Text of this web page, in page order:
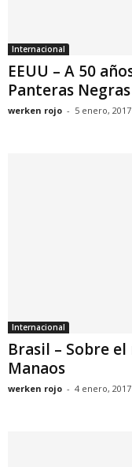
Internacional
EEUU – A 50
Panteras Negras
werken rojo - 5 enero, 2017
Internacional
Brasil – Sobre
Manaos
werken rojo - 4 enero, 2017